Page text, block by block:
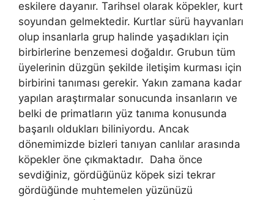
eskilere dayanır. Tarihsel olarak köpekler, kurt
soyundan gelmektedir. Kurtlar sürü hayvanları
olup insanlarla grup halinde yaşadıkları için
birbirlerine benzemesi doğaldır. Grubun tüm
üyelerinin düzgün şekilde iletişim kurması için
birbirini tanıması gerekir. Yakın zamana kadar
yapılan araştırmalar sonucunda insanların ve
belki de primatların yüz tanıma konusunda
başarılı oldukları biliniyordu. Ancak
dönemimizde bizleri tanıyan canlılar arasında
köpekler öne çıkmaktadır. Daha önce
sevdiğiniz, gördüğünüz köpek sizi tekrar
gördüğünde muhtemelen yüzünüzü